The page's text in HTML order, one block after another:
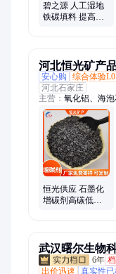
碧之源 人工湿地
铁碳填料 提高可
河北恒光矿产
安心购
综合体验L0
河北石家庄
主营： 氧化铝、海
粉、冶金铸造、防
恒光供应 石墨化
增碳剂高碳低硫
武汉曙尔生物
6年 档
出价迅速
真实性